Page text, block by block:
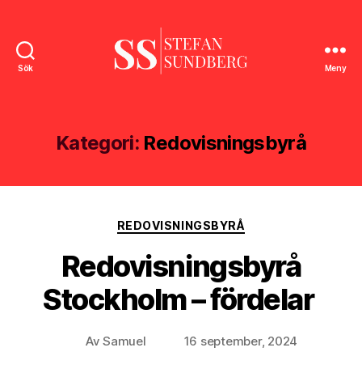
Sök Meny
Kategori: Redovisningsbyrå
Kategorier
REDOVISNINGSBYRÅ
Redovisningsbyrå
Stockholm – fördelar
Inläggsförfattare
AvSamuel Inläggsdatum
16 september, 2024